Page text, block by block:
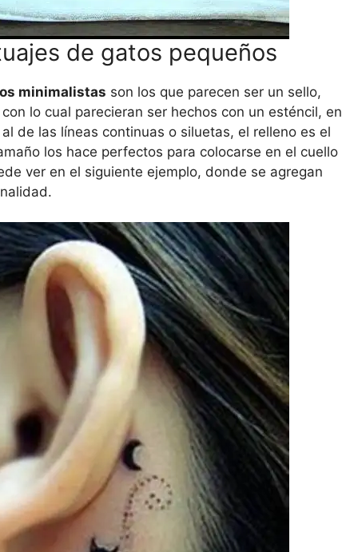
de gatos pequeños
minimalistas son los que parecen ser un sello,
lo cual parecieran ser hechos con un esténcil, en
de las líneas continuas o siluetas, el relleno es el
los hace perfectos para colocarse en el cuello
ver en el siguiente ejemplo, donde se agregan